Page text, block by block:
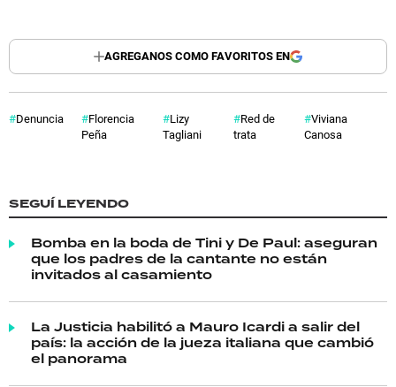
AGREGANOS COMO FAVORITOS EN
Denuncia
Florencia
Peña
Lizy
Tagliani
Red de
trata
Viviana
Canosa
SEGUÍ LEYENDO
Bomba en la boda de Tini y De Paul: aseguran
que los padres de la cantante no están
invitados al casamiento
La Justicia habilitó a Mauro Icardi a salir del
país: la acción de la jueza italiana que cambió
el panorama